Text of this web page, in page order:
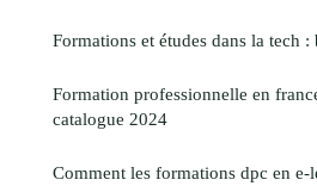
Formations et études dans la tech
Formation professionnelle en
catalogue 2024
Comment les formations dpc en